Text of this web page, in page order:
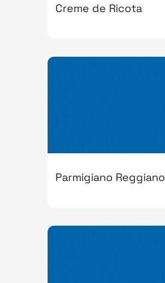
Creme de Ricota
Parmigiano Reggiano